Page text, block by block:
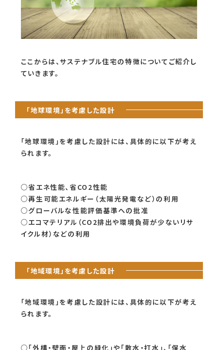
ここからは、サステナブル住宅の特徴についてご紹介し
ていきます。
「地球環境」を考慮した設計
「地球環境」を考慮した設計には、具体的に以下が考え
られます。
○省エネ性能、省CO2性能
○再生可能エネルギー（太陽光発電など）の利用
○グローバルな性能評価基準への批准
○エコマテリアル（CO2排出や環境負荷が少ないリサ
イクル材）などの利用
「地域環境」を考慮した設計
「地域環境」を考慮した設計には、具体的に以下が考え
られます。
○「外構・壁面・屋上の緑化」や「散水・打水」、「保水